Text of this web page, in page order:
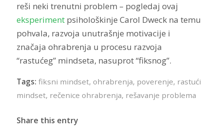
reši neki trenutni problem – pogledaj ovaj
eksperiment psihološkinje Carol Dweck na temu
pohvala, razvoja unutrašnje motivacije i
značaja ohrabrenja u procesu razvoja
“rastućeg” mindseta, nasuprot “fiksnog”.
Tags: fiksni mindset, ohrabrenja, poverenje, rastući
mindset, rečenice ohrabrenja, rešavanje problema
Share this entry